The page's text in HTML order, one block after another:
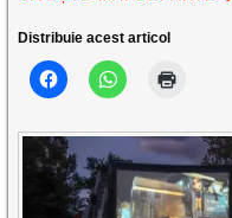
Distribuie acest articol